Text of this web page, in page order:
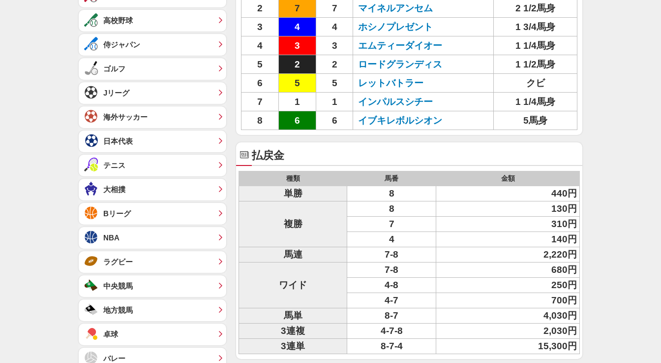
2
7 7 マイネルアンセム
2 1/2馬身
3
4 4 ホシノプレゼント
1 3/4馬身
4
3 3 エムティーダイオー
1 1/4馬身
5
2 2 ロードグランディス
1 1/2馬身
6
5 5 レットバトラー
クビ
7
1 1 インパルスシチー
1 1/4馬身
8
6 6 イブキレボルシオン 5馬身
払戻金
種類 馬番 金額
単勝 8 440円
複勝
8
130円
7
310円
4
140円
馬連
7-8 2,220円
ワイド
7-8
680円
4-8
250円
4-7
700円
馬単
8-7
4,030円
3連複
4-7-8
2,030円
3連単
8-7-4 15,300円
高校野球
侍ジャパン
ゴルフ
Jリーグ
海外サッカー
日本代表
テニス
大相撲
Bリーグ
NBA
ラグビー
中央競馬
地方競馬
卓球
バレー